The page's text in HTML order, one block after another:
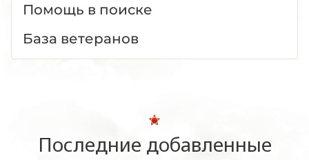
Помощь в поиске
База ветеранов
Последние добавленные